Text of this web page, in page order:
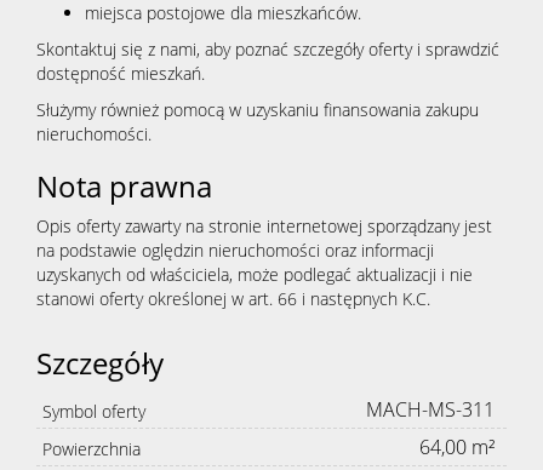
miejsca postojowe dla mieszkańców.
Skontaktuj się z nami, aby poznać szczegóły oferty i sprawdzić
dostępność mieszkań.
Służymy również pomocą w uzyskaniu finansowania zakupu
nieruchomości.
Nota prawna
Opis oferty zawarty na stronie internetowej sporządzany jest
na podstawie oględzin nieruchomości oraz informacji
uzyskanych od właściciela, może podlegać aktualizacji i nie
stanowi oferty określonej w art. 66 i następnych K.C.
Szczegóły
Symbol oferty MACH-MS-311
Powierzchnia 64,00 m²